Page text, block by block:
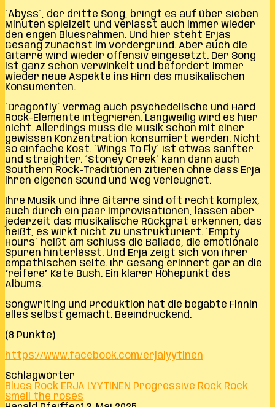
´Abyss´, der dritte Song, bringt es auf über sieben
Minuten Spielzeit und verlässt auch immer wieder
den engen Bluesrahmen. Und hier steht Erjas
Gesang zunächst im Vordergrund. Aber auch die
Gitarre wird wieder offensiv eingesetzt. Der Song
ist ganz schön verwinkelt und befördert immer
wieder neue Aspekte ins Hirn des musikalischen
Konsumenten.
´Dragonfly´ vermag auch psychedelische und Hard
Rock-Elemente integrieren. Langweilig wird es hier
nicht. Allerdings muss die Musik schon mit einer
gewissen Konzentration konsumiert werden. Nicht
so einfache Kost. ´Wings To Fly´ ist etwas sanfter
und straighter. ´Stoney Creek´ kann dann auch
Southern Rock-Traditionen zitieren ohne dass Erja
ihren eigenen Sound und Weg verleugnet.
Ihre Musik und ihre Gitarre sind oft recht komplex,
auch durch ein paar Improvisationen, lassen aber
jederzeit das musikalische Rückgrat erkennen, das
heißt, es wirkt nicht zu unstrukturiert. ´Empty
Hours´ heißt am Schluss die Ballade, die emotionale
Spuren hinterlässt. Und Erja zeigt sich von ihrer
empathischen Seite. Ihr Gesang erinnert gar an die
“reifere” Kate Bush. Ein klarer Höhepunkt des
Albums.
Songwriting und Produktion hat die begabte Finnin
alles selbst gemacht. Beeindruckend.
(8 Punkte)
https://www.facebook.com/erjalyytinen
Schlagwörter
Blues Rock ERJA LYYTINEN Progressive Rock Rock
Smell the roses